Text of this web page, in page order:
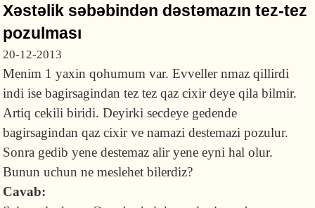
Xəstəlik səbəbindən dəstəmazın tez-tez
pozulması
20-12-2013
Menim 1 yaxin qohumum var. Evveller nmaz qillirdi
indi ise bagirsagindan tez tez qaz cixir deye qila bilmir.
Artiq cekili biridi. Deyirki secdeye gedende
bagirsagindan qaz cixir ve namazi destemazi pozulur.
Sonra gedib yene destemaz alir yene eyni hal olur.
Bunun uchun ne meslehet bilerdiz?
Cavab: